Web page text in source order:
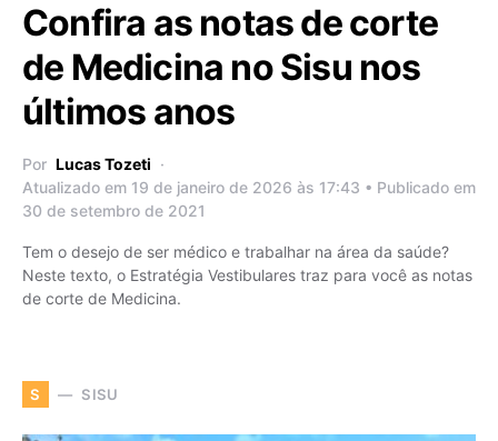
Confira as notas de corte
de Medicina no Sisu nos
últimos anos
Por Lucas Tozeti
Atualizado em 19 de janeiro de 2026 às 17:43 • Publicado em
30 de setembro de 2021
Tem o desejo de ser médico e trabalhar na área da saúde?
Neste texto, o Estratégia Vestibulares traz para você as notas
de corte de Medicina.
S SISU